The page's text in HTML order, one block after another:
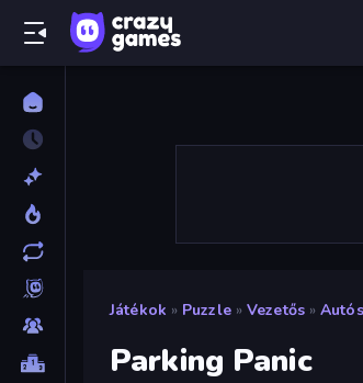
Játékok » Puzzle » Vezetős » Autós
Parking Panic